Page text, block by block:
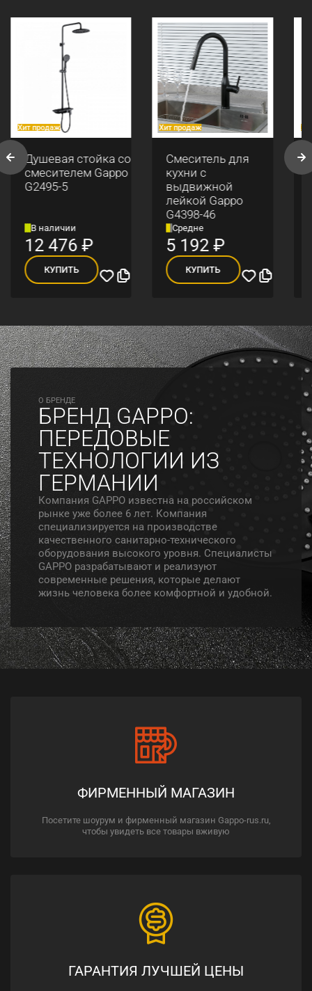
Хит продаж
Душевая стойка со
смесителем Gappo
G2495-5
В наличии
12 476₽
КУПИТЬ
Хит продаж
Смеситель для
кухни с
выдвижной
лейкой Gappo
G4398-46
Средне
5 192₽
КУПИТЬ
O БРЕНДЕ
БРЕНД GAPPO:
ПЕРЕДОВЫЕ
ТЕХНОЛОГИИ ИЗ
ГЕРМАНИИ
Компания GAPPO известна на российском
рынке уже более 6 лет. Компания
специализируется на производстве
качественного санитарно-технического
оборудования высокого уровня. Специалисты
GAPPO разрабатывают и реализуют
современные решения, которые делают
жизнь человека более комфортной и удобной.
ФИРМЕННЫЙ МАГАЗИН
Посетите шоурум и фирменный магазин Gappo-rus.ru,
чтобы увидеть все товары вживую
ГАРАНТИЯ ЛУЧШЕЙ ЦЕНЫ